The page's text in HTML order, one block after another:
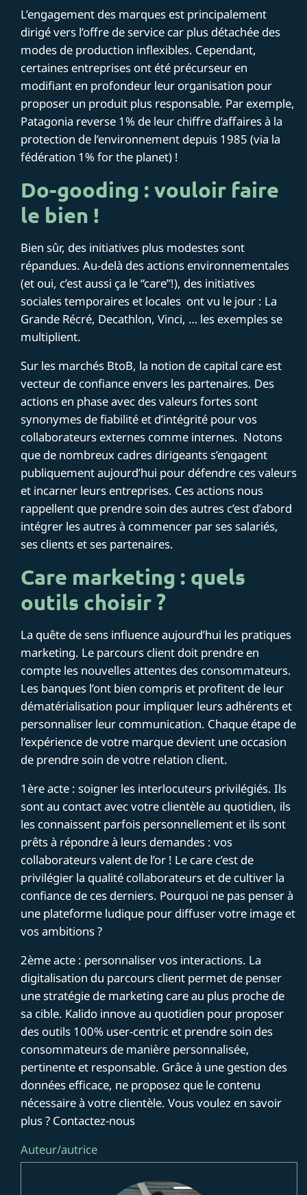
L’engagement des marques est principalement
dirigé vers l’offre de service car plus détachée des
modes de production inflexibles. Cependant,
certaines entreprises ont été précurseur en
modifiant en profondeur leur organisation pour
proposer un produit plus responsable. Par exemple,
Patagonia reverse 1% de leur chiffre d’affaires à la
protection de l’environnement depuis 1985 (via la
fédération 1% for the planet) !
Do-gooding : vouloir faire
le bien !
Bien sûr, des initiatives plus modestes sont
répandues. Au-delà des actions environnementales
(et oui, c’est aussi ça le “care”!), des initiatives
sociales temporaires et locales ont vu le jour : La
Grande Récré, Decathlon,Vinci, … les exemples se
multiplient.
Sur les marchés BtoB, la notion de capital care est
vecteur de confiance envers les partenaires. Des
actions en phase avec des valeurs fortes sont
synonymes de fiabilité et d’intégrité pour vos
collaborateurs externes comme internes. Notons
que de nombreux cadres dirigeants s’engagent
publiquementaujourd’hui pour défendre ces valeurs
et incarner leurs entreprises. Ces actions nous
rappellent que prendre soin des autres c’est d’abord
intégrer les autres à commencer par ses salariés,
ses clients et ses partenaires.
Care marketing : quels
outils choisir ?
La quête de sens influence aujourd’hui les pratiques
marketing. Le parcours client doit prendre en
compte les nouvelles attentes des consommateurs.
Les banques l’ont bien compris et profitent de leur
dématérialisation pour impliquer leurs adhérents et
personnaliser leur communication. Chaque étape de
l’expérience de votre marque devient une occasion
de prendre soin de votre relation client.
1ère acte : soigner les interlocuteurs privilégiés. Ils
sont au contact avec votre clientèle au quotidien, ils
les connaissent parfois personnellement et ils sont
prêts à répondre à leurs demandes : vos
collaborateurs valent de l’or ! Le care c’est de
privilégier la qualité collaborateurs et de cultiver la
confiance de ces derniers. Pourquoi ne pas penser à
une plateforme ludique pour diffuser votre image et
vos ambitions ?
2ème acte : personnaliser vos interactions. La
digitalisation du parcours client permet de penser
une stratégie de marketing care au plus proche de
sa cible. Kalido innove au quotidien pour proposer
des outils 100% user-centric et prendre soin des
consommateurs de manière personnalisée,
pertinente et responsable. Grâce à une gestion des
données efficace, ne proposez que le contenu
nécessaire à votre clientèle. Vous voulez en savoir
plus ? Contactez-nous
Auteur/autrice